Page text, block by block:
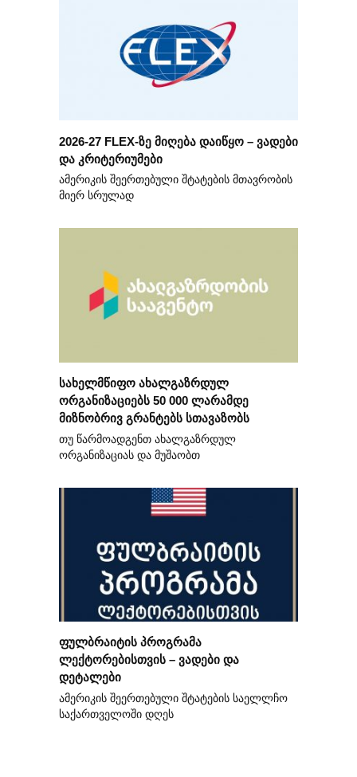
2026-27 FLEX-ზე მიღება დაიწყო – ვადები
და კრიტერიუმები
ამერიკის შეერთებული შტატების მთავრობის
მიერ სრულად
სახელმწიფო ახალგაზრდულ
ორგანიზაციებს 50 000 ლარამდე
მიზნობრივ გრანტებს სთავაზობს
თუ წარმოადგენთ ახალგაზრდულ
ორგანიზაციას და მუშაობთ
ფულბრაიტის პროგრამა
ლექტორებისთვის – ვადები და
დეტალები
ამერიკის შეერთებული შტატების საელლჩო
საქართველოში დღეს